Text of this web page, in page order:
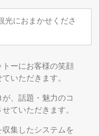
光におまかせくださ
ーにお客様の笑顔
いただきます。
、話題・魅力のコ
ていただきます。
集したシステムを